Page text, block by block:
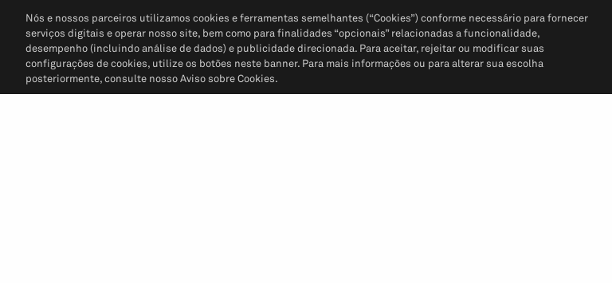
Nós e nossos parceiros utilizamos cookies e ferramentas semelhantes (“Cookies”) conforme necessário para fornecer
serviços digitais e operar nosso site, bem como para finalidades “opcionais” relacionadas a funcionalidade,
desempenho (incluindo análise de dados) e publicidade direcionada. Para aceitar, rejeitar ou modificar suas
configurações de cookies, utilize os botões neste banner. Para mais informações ou para alterar sua escolha
posteriormente, consulte nosso Aviso sobre Cookies.